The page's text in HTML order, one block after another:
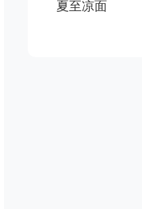
夏至凉面